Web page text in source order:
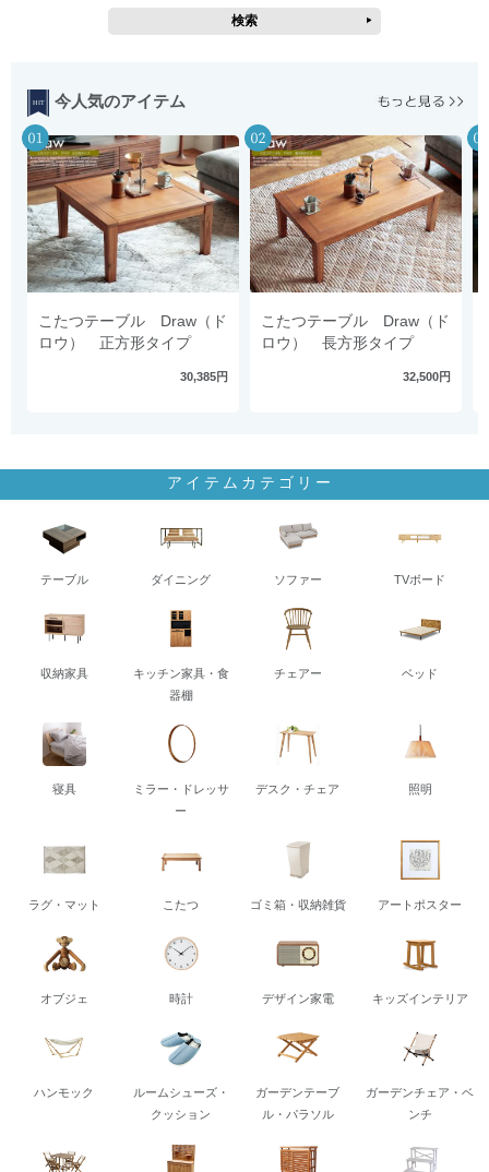
今人気のアイテム
こたつテーブル Draw（ド
ロウ） 正方形タイプ
30,385円
こたつテーブル Draw（ド
ロウ） 長方形タイプ
32,500円
アイテムカテゴリー
テーブル ダイニング ソファー TVボード
収納家具
キッチン家具・食
器棚
チェアー ベッド
寝具
ミラー・ドレッサ
ー
デスク・チェア 照明
ラグ・マット こたつ ゴミ箱・収納雑貨 アートポスター
オブジェ 時計 デザイン家電 キッズインテリア
ハンモック
ルームシューズ・
クッション
ガーデンテーブ
ル・パラソル
ガーデンチェア・ベ
ンチ